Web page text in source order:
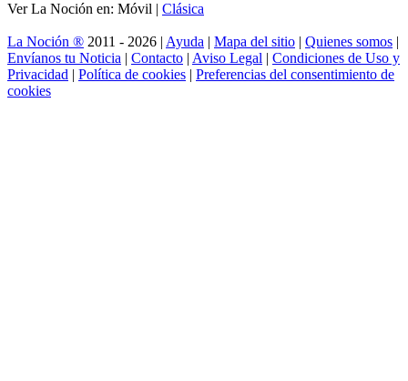
Ver La Noción en: Móvil | Clásica
La Noción ® 2011 - 2026 | Ayuda | Mapa del sitio | Quienes somos |
Envíanos tu Noticia | Contacto | Aviso Legal | Condiciones de Uso y
Privacidad | Política de cookies | Preferencias del consentimiento de
cookies